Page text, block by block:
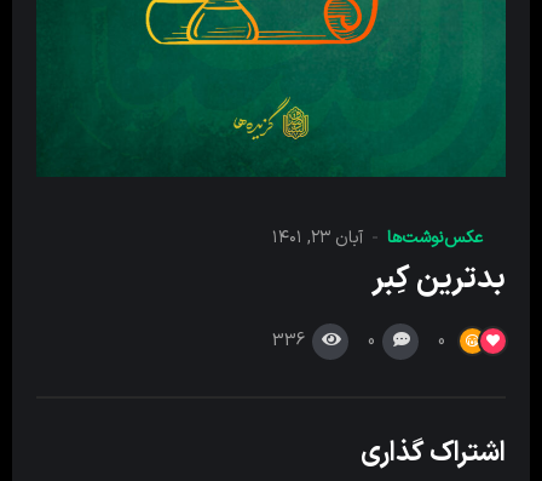
عکس‌نوشت‌ها آبان ۲۳, ۱۴۰۱
بدترین کِبر
0
0
336
اشتراک گذاری